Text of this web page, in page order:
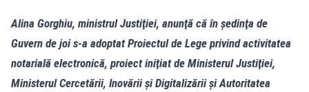
Alina Gorghiu, ministrul Justiţiei, anunţă că în şedinţa de
Guvern de joi s-a adoptat Proiectul de Lege privind activitatea
notarială electronică, proiect iniţiat de Ministerul Justiţiei,
Ministerul Cercetării, Inovării şi Digitalizării şi Autoritatea